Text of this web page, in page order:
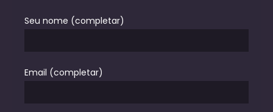
Seu nome (completar)
Email (completar)